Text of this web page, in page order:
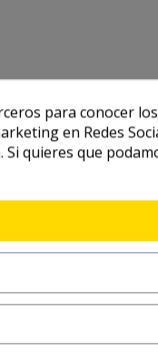
para conocer
en Redes
Si quieres que